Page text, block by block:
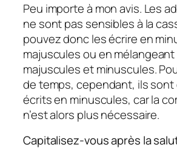
Peu importe à mon avis. Les
ne sont pas sensibles à la
pouvez donc les écrire en
majuscules ou en
majuscules et minuscules.
de temps, cependant, ils
écrits en minuscules, car la
n’est alors plus nécessaire.
Capitalisez-vous après la